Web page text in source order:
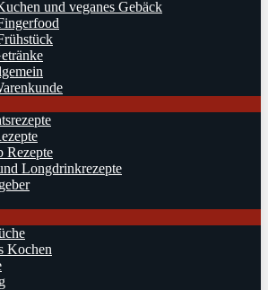
und veganes Gebäck
Rezepte
Longdrinkrezepte
Kochen